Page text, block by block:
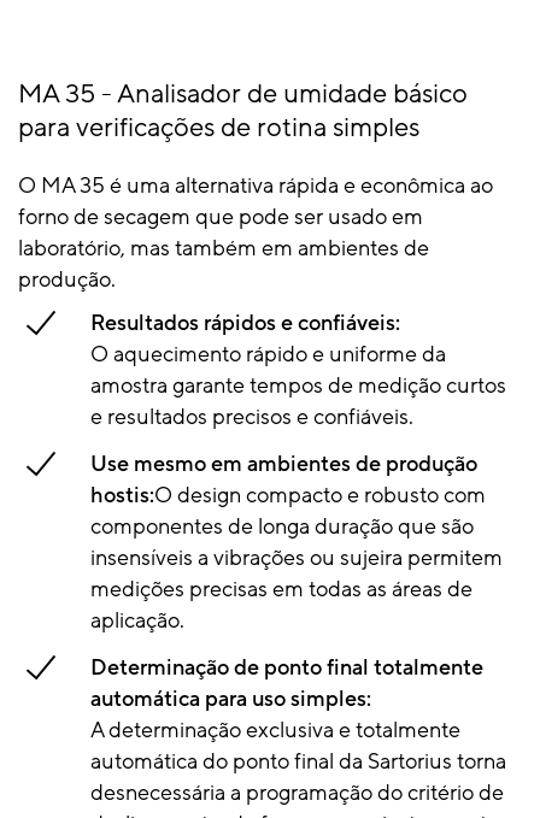
MA 35 - Analisador de umidade básico
para verificações de rotina simples
O MA 35 é uma alternativa rápida e econômica ao
forno de secagem que pode ser usado em
laboratório, mas também em ambientes de
produção.
Resultados rápidos e confiáveis:
O aquecimento rápido e uniforme da
amostra garante tempos de medição curtos
e resultados precisos e confiáveis.
Use mesmo em ambientes de produção
hostis:O design compacto e robusto com
componentes de longa duração que são
insensíveis a vibrações ou sujeira permitem
medições precisas em todas as áreas de
aplicação.
Determinação de ponto final totalmente
automática para uso simples:
A determinação exclusiva e totalmente
automática do ponto final da Sartorius torna
desnecessária a programação do critério de